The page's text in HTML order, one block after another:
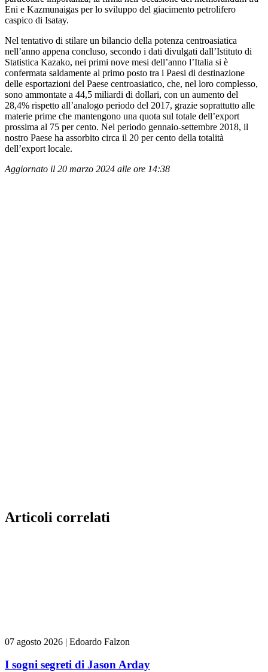
Eni e Kazmunaigas per lo sviluppo del giacimento petrolifero
caspico di Isatay.
Nel tentativo di stilare un bilancio della potenza centroasiatica
nell’anno appena concluso, secondo i dati divulgati dall’Istituto di
Statistica Kazako, nei primi nove mesi dell’anno l’Italia si è
confermata saldamente al primo posto tra i Paesi di destinazione
delle esportazioni del Paese centroasiatico, che, nel loro complesso,
sono ammontate a 44,5 miliardi di dollari, con un aumento del
28,4% rispetto all’analogo periodo del 2017, grazie soprattutto alle
materie prime che mantengono una quota sul totale dell’export
prossima al 75 per cento. Nel periodo gennaio-settembre 2018, il
nostro Paese ha assorbito circa il 20 per cento della totalità
dell’export locale.
Aggiornato il 20 marzo 2024 alle ore 14:38
Articoli correlati
07 agosto 2026 | Edoardo Falzon
I sogni segreti di Jason Arday